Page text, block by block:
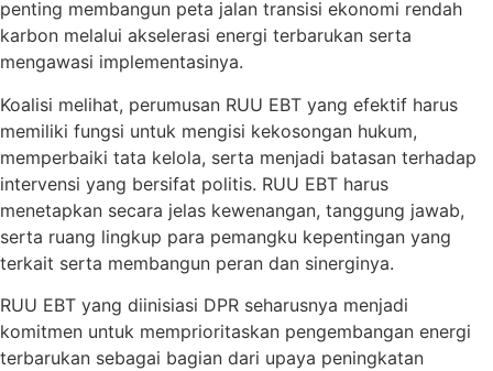
penting membangun peta jalan transisi ekonomi rendah
karbon melalui akselerasi energi terbarukan serta
mengawasi implementasinya.
Koalisi melihat, perumusan RUU EBT yang efektif harus
memiliki fungsi untuk mengisi kekosongan hukum,
memperbaiki tata kelola, serta menjadi batasan terhadap
intervensi yang bersifat politis. RUU EBT harus
menetapkan secara jelas kewenangan, tanggung jawab,
serta ruang lingkup para pemangku kepentingan yang
terkait serta membangun peran dan sinerginya.
RUU EBT yang diinisiasi DPR seharusnya menjadi
komitmen untuk memprioritaskan pengembangan energi
terbarukan sebagai bagian dari upaya peningkatan